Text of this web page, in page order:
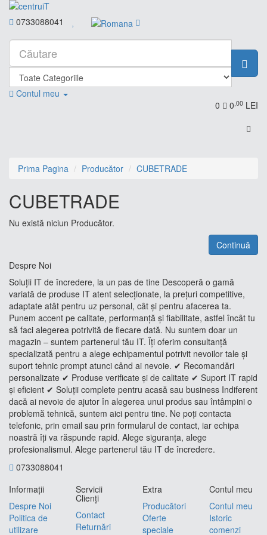
0733088041
Contul meu
0
0,00 LEI
Prima Pagina Producător CUBETRADE
CUBETRADE
Nu există niciun Producător.
Continuă
Despre Noi
Soluții IT de încredere, la un pas de tine Descoperă o gamă
variată de produse IT atent selecționate, la prețuri competitive,
adaptate atât pentru uz personal, cât și pentru afacerea ta.
Punem accent pe calitate, performanță și fiabilitate, astfel încât tu
să faci alegerea potrivită de fiecare dată. Nu suntem doar un
magazin – suntem partenerul tău IT. Îți oferim consultanță
specializată pentru a alege echipamentul potrivit nevoilor tale și
suport tehnic prompt atunci când ai nevoie. ✔ Recomandări
personalizate ✔ Produse verificate și de calitate ✔ Suport IT rapid
și eficient ✔ Soluții complete pentru acasă sau business Indiferent
dacă ai nevoie de ajutor în alegerea unui produs sau întâmpini o
problemă tehnică, suntem aici pentru tine. Ne poți contacta
telefonic, prin email sau prin formularul de contact, iar echipa
noastră îți va răspunde rapid. Alege siguranța, alege
profesionalismul. Alege partenerul tău IT de încredere.
0733088041
Informaţii
Despre Noi
Politica de
utilizare
Servicii
Clienţi
Contact
Returnări
Extra
Producători
Oferte
speciale
Contul meu
Contul meu
Istoric
comenzi